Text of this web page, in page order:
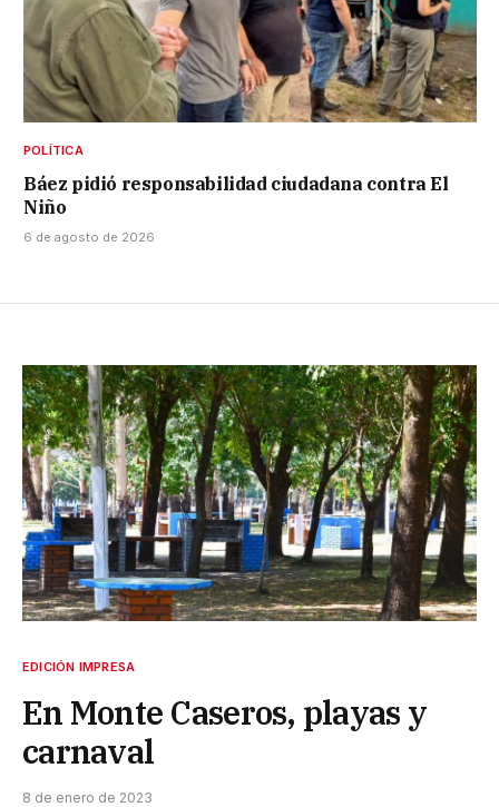
POLÍTICA
Báez pidió responsabilidad ciudadana contra El
Niño
6 de agosto de 2026
EDICIÓN IMPRESA
En Monte Caseros, playas y
carnaval
8 de enero de 2023